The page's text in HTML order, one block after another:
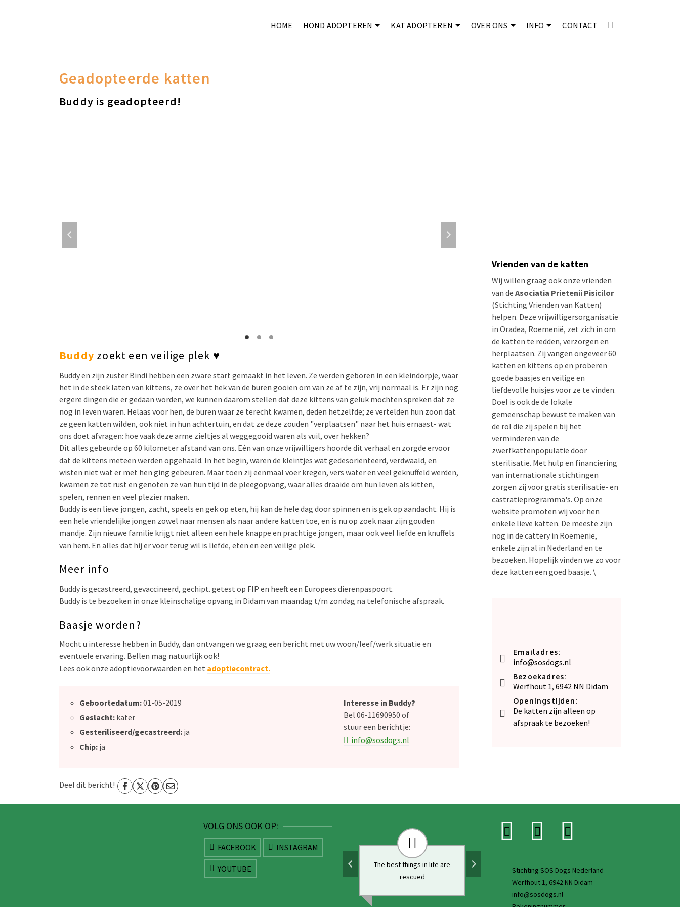
HOME HOND ADOPTEREN KAT ADOPTEREN OVER ONS INFO CONTACT
Geadopteerde katten
Buddy is geadopteerd!
Buddy zoekt een veilige plek ♥
Buddy en zijn zuster Bindi hebben een zware start gemaakt in het leven. Ze werden geboren in een kleindorpje, waar
het in de steek laten van kittens, ze over het hek van de buren gooien om van ze af te zijn, vrij normaal is. Er zijn nog
ergere dingen die er gedaan worden, we kunnen daarom stellen dat deze kittens van geluk mochten spreken dat ze
nog in leven waren. Helaas voor hen, de buren waar ze terecht kwamen, deden hetzelfde; ze vertelden hun zoon dat
ze geen katten wilden, ook niet in hun achtertuin, en dat ze deze zouden "verplaatsen" naar het huis ernaast- wat
ons doet afvragen: hoe vaak deze arme zieltjes al weggegooid waren als vuil, over hekken?
Dit alles gebeurde op 60 kilometer afstand van ons. Eén van onze vrijwilligers hoorde dit verhaal en zorgde ervoor
dat de kittens meteen werden opgehaald. In het begin, waren de kleintjes wat gedesoriënteerd, verdwaald, en
wisten niet wat er met hen ging gebeuren. Maar toen zij eenmaal voer kregen, vers water en veel geknuffeld werden,
kwamen ze tot rust en genoten ze van hun tijd in de pleegopvang, waar alles draaide om hun leven als kitten,
spelen, rennen en veel plezier maken.
Buddy is een lieve jongen, zacht, speels en gek op eten, hij kan de hele dag door spinnen en is gek op aandacht. Hij is
een hele vriendelijke jongen zowel naar mensen als naar andere katten toe, en is nu op zoek naar zijn gouden
mandje. Zijn nieuwe familie krijgt niet alleen een hele knappe en prachtige jongen, maar ook veel liefde en knuffels
van hem. En alles dat hij er voor terug wil is liefde, eten en een veilige plek.
Meer info
Buddy is gecastreerd, gevaccineerd, gechipt. getest op FIP en heeft een Europees dierenpaspoort.
Buddy is te bezoeken in onze kleinschalige opvang in Didam van maandag t/m zondag na telefonische afspraak.
Baasje worden?
Mocht u interesse hebben in Buddy, dan ontvangen we graag een bericht met uw woon/leef/werk situatie en
eventuele ervaring. Bellen mag natuurlijk ook!
Lees ook onze adoptievoorwaarden en het adoptiecontract.
Geboortedatum:01-05-2019
Geslacht: kater
Gesteriliseerd/gecastreerd: ja
Chip: ja
Interesse in Buddy?
Bel 06-11690950 of
stuur een berichtje:
info@sosdogs.nl
Deel dit bericht!
Vrienden van de katten
Wij willen graag ook onze vrienden
van de Asociatia Prietenii Pisicilor
(Stichting Vrienden van Katten)
helpen. Deze vrijwilligersorganisatie
in Oradea, Roemenië, zet zich in om
de katten te redden, verzorgen en
herplaatsen. Zij vangen ongeveer 60
katten en kittens op en proberen
goede baasjes en veilige en
liefdevolle huisjes voor ze te vinden.
Doel is ook de de lokale
gemeenschap bewust te maken van
de rol die zij spelen bij het
verminderen van de
zwerfkattenpopulatie door
sterilisatie. Met hulp en financiering
van internationale stichtingen
zorgen zij voor gratis sterilisatie- en
castratieprogramma's. Op onze
website promoten wij voor hen
enkele lieve katten. De meeste zijn
nog in de cattery in Roemenië,
enkele zijn al in Nederland en te
bezoeken. Hopelijk vinden we zo voor
deze katten een goed baasje. \
Emailadres:
info@sosdogs.nl
Bezoekadres:
Werfhout 1, 6942 NN Didam
Openingstijden:
De katten zijn alleen op
afspraak te bezoeken!
VOLG ONS OOK OP:
FACEBOOK INSTAGRAM
YOUTUBE
Rescued is my favourite
The best things in life are
rescued
owner
Stichting SOS Dogs Nederland
Werfhout 1, 6942 NN Didam
info@sosdogs.nl